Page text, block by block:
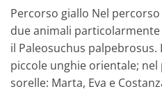
Percorso giallo Nel
due animali
il Paleosuchus
piccole unghie orientale;
sorelle: Marta, Eva e